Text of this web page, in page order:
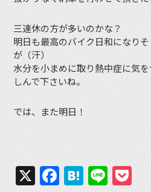
三連休の方が多いのかな？
明日も最高のバイク日和になり
が（汗）
水分を小まめに取り熱中症に気
しんで下さいね。
では、また明日！
X Facebook
Hatena
Line